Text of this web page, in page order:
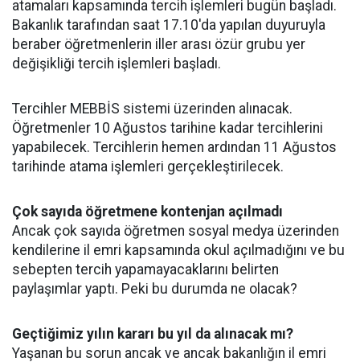
atamaları kapsamında tercih işlemleri bugün başladı.
Bakanlık tarafından saat 17.10'da yapılan duyuruyla
beraber öğretmenlerin iller arası özür grubu yer
değişikliği tercih işlemleri başladı.
Tercihler MEBBİS sistemi üzerinden alınacak.
Öğretmenler 10 Ağustos tarihine kadar tercihlerini
yapabilecek. Tercihlerin hemen ardından 11 Ağustos
tarihinde atama işlemleri gerçekleştirilecek.
Çok sayıda öğretmene kontenjan açılmadı
Ancak çok sayıda öğretmen sosyal medya üzerinden
kendilerine il emri kapsamında okul açılmadığını ve bu
sebepten tercih yapamayacaklarını belirten
paylaşımlar yaptı. Peki bu durumda ne olacak?
Geçtiğimiz yılın kararı bu yıl da alınacak mı?
Yaşanan bu sorun ancak ve ancak bakanlığın il emri